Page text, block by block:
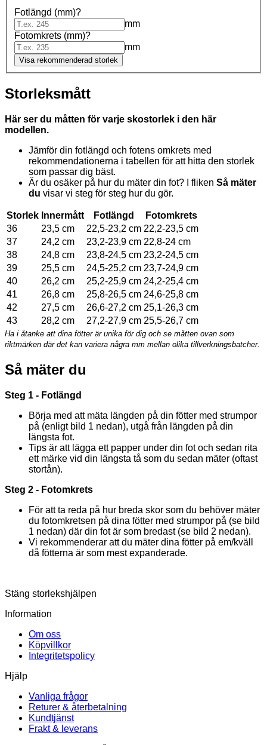
Fotlängd (mm)?
mm
Fotomkrets (mm)?
mm
Visa rekommenderad storlek
Storleksmått
Här ser du måtten för varje skostorlek i den här
modellen.
Jämför din fotlängd och fotens omkrets med
rekommendationerna i tabellen för att hitta den storlek
som passar dig bäst.
Är du osäker på hur du mäter din fot? I fliken Så mäter
du visar vi steg för steg hur du gör.
Storlek Innermått Fotlängd
Fotomkrets
36
23,5 cm 22,5-23,2 cm 22,2-23,5 cm
37
24,2 cm 23,2-23,9 cm 22,8-24 cm
38
24,8 cm 23,8-24,5 cm 23,2-24,5 cm
39
25,5 cm 24,5-25,2 cm 23,7-24,9 cm
40
26,2 cm 25,2-25,9 cm 24,2-25,4 cm
41
26,8 cm 25,8-26,5 cm 24,6-25,8 cm
42
27,5 cm 26,6-27,2 cm 25,1-26,3 cm
43
28,2 cm 27,2-27,9 cm 25,5-26,7 cm
Ha i åtanke att dina fötter är unika för dig och se måtten ovan som
riktmärken där det kan variera några mm mellan olika tillverkningsbatcher.
Så mäter du
Steg 1 - Fotlängd
Börja med att mäta längden på din fötter med strumpor
på (enligt bild 1 nedan), utgå från längden på din
längsta fot.
Tips är att lägga ett papper under din fot och sedan rita
ett märke vid din längsta tå som du sedan mäter (oftast
stortån).
Steg 2 - Fotomkrets
För att ta reda på hur breda skor som du behöver mäter
du fotomkretsen på dina fötter med strumpor på (se bild
1 nedan) där din fot är som bredast (se bild 2 nedan).
Vi rekommenderar att du mäter dina fötter på em/kväll
då fötterna är som mest expanderade.
Stäng storlekshjälpen
Information
Om oss
Köpvillkor
Integritetspolicy
Hjälp
Vanliga frågor
Returer & återbetalning
Kundtjänst
Frakt & leverans